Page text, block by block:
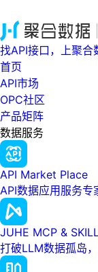
找API接口，上聚合
首页
API市场
OPC社区
产品矩阵
数据服务
API Market Place
API数据应用服务专
JUHE MCP &
打破LLM数据孤岛